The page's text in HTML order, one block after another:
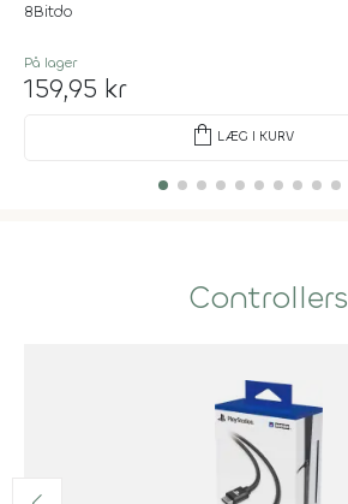
8Bitdo
På lager
159,95 kr
shopping_bag LÆG I KURV
Controllers